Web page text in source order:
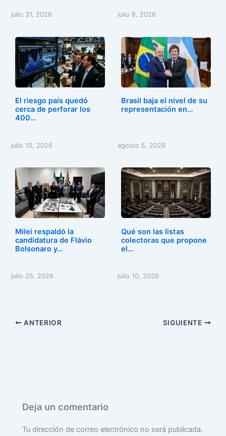
julio 31, 2026 julio 8, 2026
El riesgo país quedó
cerca de perforar los
400…
julio 10, 2026
Brasil baja el nivel de su
representación en…
agosto 5, 2026
Milei respaldó la
candidatura de Flávio
Bolsonaro y…
julio 25, 2026
Qué son las listas
colectoras que propone
el…
julio 10, 2026
ANTERIOR SIGUIENTE
Deja un comentario
Tu dirección de correo electrónico no será publicada.